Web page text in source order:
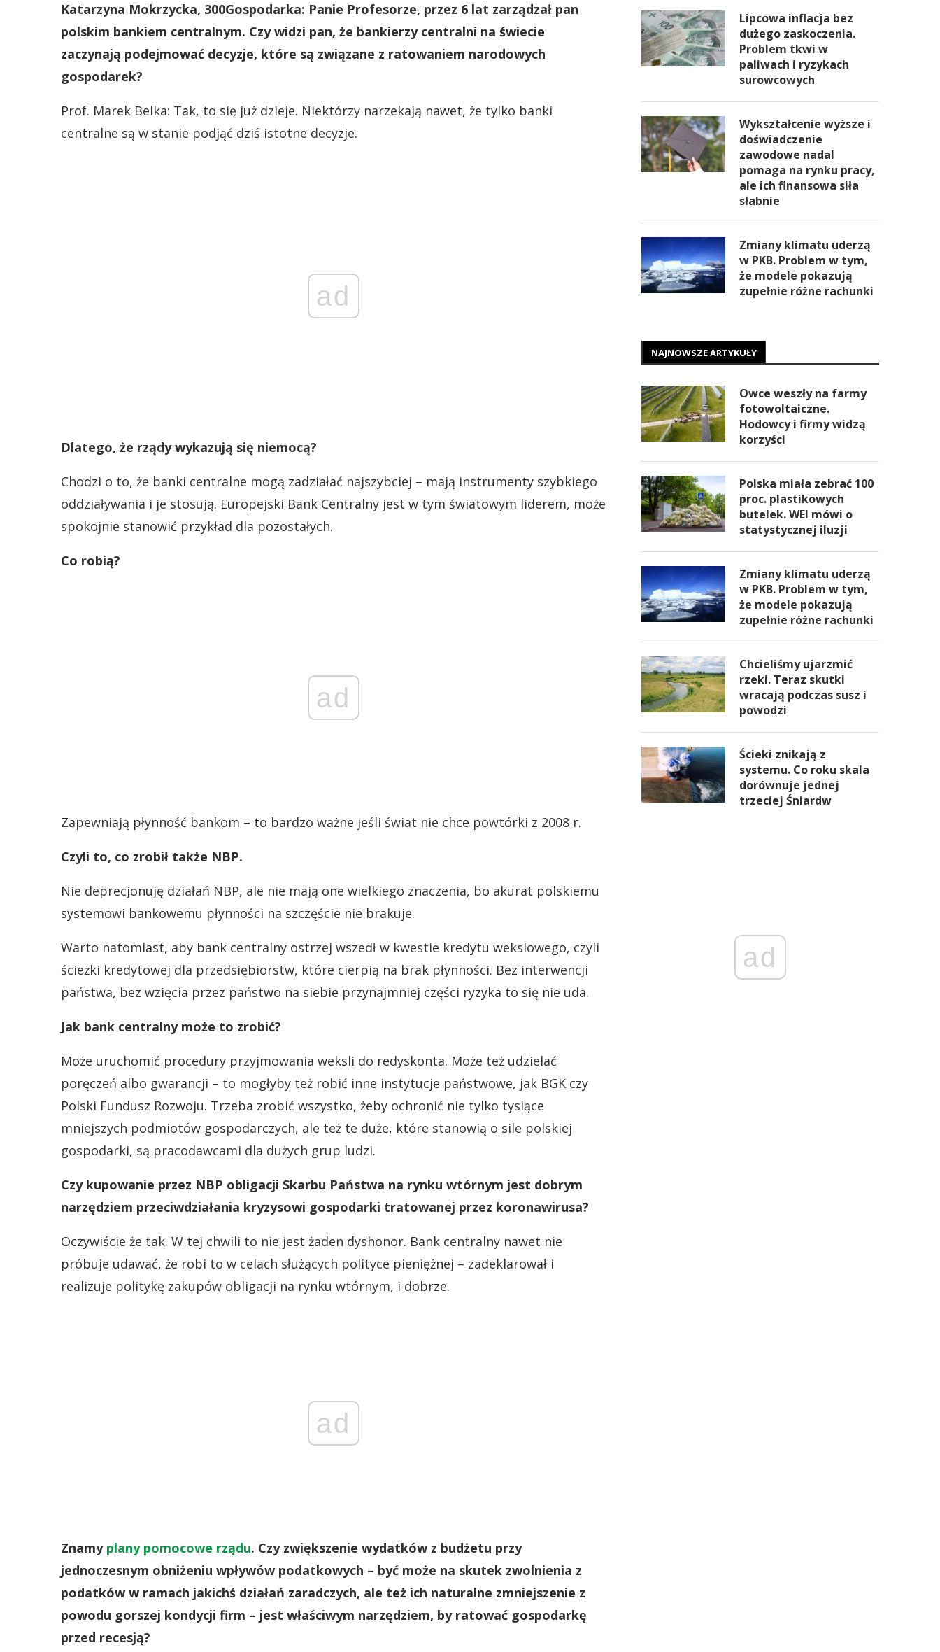
Katarzyna Mokrzycka, 300Gospodarka: Panie Profesorze, przez 6 lat zarządzał pan
polskim bankiem centralnym. Czy widzi pan, że bankierzy centralni na świecie
zaczynają podejmować decyzje, które są związane z ratowaniem narodowych
gospodarek?
Prof. Marek Belka: Tak, to się już dzieje. Niektórzy narzekają nawet, że tylko banki
centralne są w stanie podjąć dziś istotne decyzje.
ad
Dlatego, że rządy wykazują się niemocą?
Chodzi o to, że banki centralne mogą zadziałać najszybciej – mają instrumenty szybkiego
oddziaływania i je stosują. Europejski Bank Centralny jest w tym światowym liderem, może
spokojnie stanowić przykład dla pozostałych.
Co robią?
ad
Zapewniają płynność bankom – to bardzo ważne jeśli świat nie chce powtórki z 2008 r.
Czyli to, co zrobił także NBP.
Nie deprecjonuję działań NBP, ale nie mają one wielkiego znaczenia, bo akurat polskiemu
systemowi bankowemu płynności na szczęście nie brakuje.
Warto natomiast, aby bank centralny ostrzej wszedł w kwestie kredytu wekslowego, czyli
ścieżki kredytowej dla przedsiębiorstw, które cierpią na brak płynności. Bez interwencji
państwa, bez wzięcia przez państwo na siebie przynajmniej części ryzyka to się nie uda.
Jak bank centralny może to zrobić?
Może uruchomić procedury przyjmowania weksli do redyskonta. Może też udzielać
poręczeń albo gwarancji – to mogłyby też robić inne instytucje państwowe, jak BGK czy
Polski Fundusz Rozwoju. Trzeba zrobić wszystko, żeby ochronić nie tylko tysiące
mniejszych podmiotów gospodarczych, ale też te duże, które stanowią o sile polskiej
gospodarki, są pracodawcami dla dużych grup ludzi.
Czy kupowanie przez NBP obligacji Skarbu Państwa na rynku wtórnym jest dobrym
narzędziem przeciwdziałania kryzysowi gospodarki tratowanej przez koronawirusa?
Oczywiście że tak. W tej chwili to nie jest żaden dyshonor. Bank centralny nawet nie
próbuje udawać, że robi to w celach służących polityce pieniężnej – zadeklarował i
realizuje politykę zakupów obligacji na rynku wtórnym, i dobrze.
ad
Znamy plany pomocowe rządu. Czy zwiększenie wydatków z budżetu przy
jednoczesnym obniżeniu wpływów podatkowych – być może na skutek zwolnienia z
podatków w ramach jakichś działań zaradczych, ale też ich naturalne zmniejszenie z
powodu gorszej kondycji firm – jest właściwym narzędziem, by ratować gospodarkę
przed recesją?
Lipcowa inflacja bez
dużego zaskoczenia.
Problem tkwi w
paliwach i ryzykach
surowcowych
Wykształcenie wyższe i
doświadczenie
zawodowe nadal
pomaga na rynku pracy,
ale ich finansowa siła
słabnie
Zmiany klimatu uderzą
w PKB. Problem w tym,
że modele pokazują
zupełnie różne rachunki
NAJNOWSZE ARTYKUŁY
Owce weszły na farmy
fotowoltaiczne.
Hodowcy i firmy widzą
korzyści
Polska miała zebrać 100
proc. plastikowych
butelek. WEI mówi o
statystycznej iluzji
Zmiany klimatu uderzą
w PKB. Problem w tym,
że modele pokazują
zupełnie różne rachunki
Chcieliśmy ujarzmić
rzeki. Teraz skutki
wracają podczas susz i
powodzi
Ścieki znikają z
systemu. Co roku skala
dorównuje jednej
trzeciej Śniardw
ad